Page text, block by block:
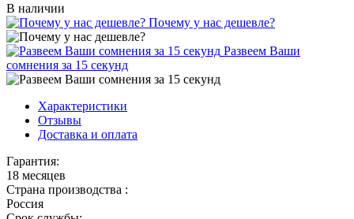
В наличии
Почему у нас дешевле?
Развеем Ваши
сомнения за 15 секунд
Характеристики
Отзывы
Доставка и оплата
Гарантия:
18 месяцев
Страна производства :
Россия